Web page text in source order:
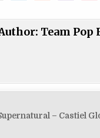
k
n
d h
M
l
Team Pop
– Castiel